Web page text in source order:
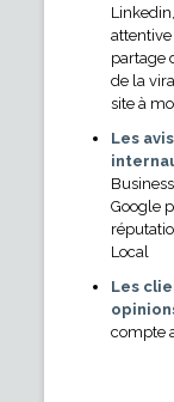
partage
de la
site à
Les
Google
Local
Les
compte